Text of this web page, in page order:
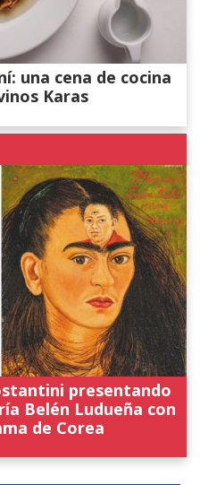
una cena de cocina
Karas
presentando
Belén Ludueña con
de Corea